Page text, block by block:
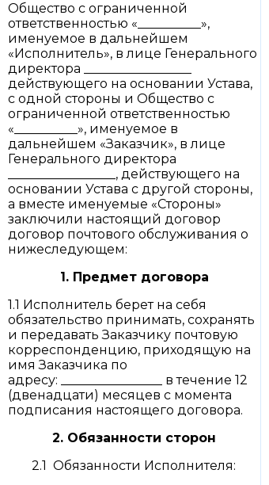
Общество с ограниченной
ответственностью «__________»,
именуемое в дальнейшем
«Исполнитель», в лице Генерального
директора _________________
действующего на основании Устава,
с одной стороны и Общество с
ограниченной ответственностью
«__________», именуемое в
дальнейшем «Заказчик», в лице
Генерального директора
_________________, действующего на
основании Устава с другой стороны,
а вместе именуемые «Стороны»
заключили настоящий договор
договор почтового обслуживания о
нижеследующем:
1. Предмет договора
1.1 Исполнитель берет на себя
обязательство принимать, сохранять
и передавать Заказчику почтовую
корреспонденцию, приходящую на
имя Заказчика по
адресу: ________________ в течение 12
(двенадцати) месяцев с момента
подписания настоящего договора.
2. Обязанности сторон
2.1 Обязанности Исполнителя: